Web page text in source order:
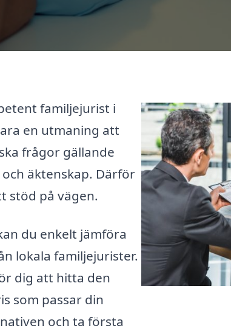
familjejurist i
en utmaning att
frågor gällande
äktenskap. Därför
stöd på vägen.
du enkelt jämföra
lokala familjejurister.
dig att hitta den
som passar din
och ta första